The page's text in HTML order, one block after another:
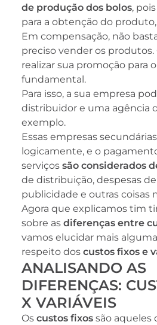
de produção dos bolos,
para a obtenção do
Em compensação, não
preciso vender os produtos.
realizar sua promoção para
fundamental.
Para isso, a sua empresa
distribuidor e uma agência
exemplo.
Essas empresas
logicamente, e o
serviços são considerados
de distribuição, despesas
publicidade e outras coisas
Agora que explicamos tim
sobre as diferenças entre
vamos elucidar mais
respeito dos custos fixos e
ANALISANDO AS
DIFERENÇAS:
X VARIÁVEIS
Os custos fixos são aqueles